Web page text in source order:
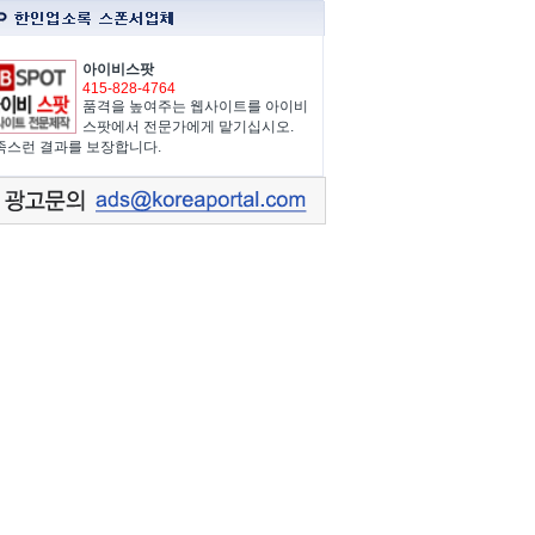
아이비스팟
415-828-4764
품격을 높여주는 웹사이트를 아이비
스팟에서 전문가에게 맡기십시오.
스런 결과를 보장합니다.